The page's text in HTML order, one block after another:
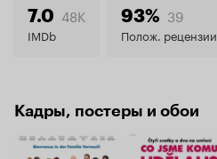
7.3
7.0 48K
IMDb
93% 39
Полож. рецензии
Кадры, постеры и обои